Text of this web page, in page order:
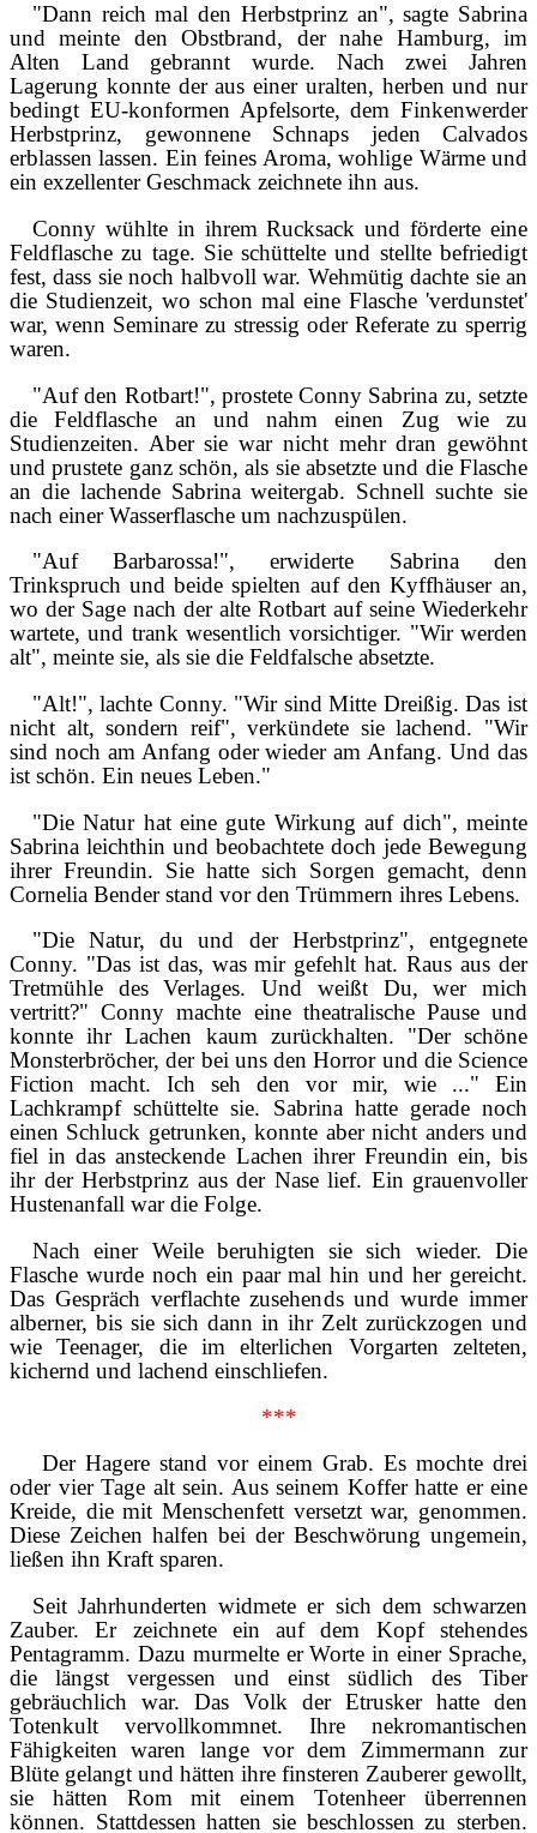
"Dann reich mal den Herbstprinz an", sagte Sabrina
und meinte den Obstbrand, der nahe Hamburg, im
Alten Land gebrannt wurde. Nach zwei Jahren
Lagerung konnte der aus einer uralten, herben und nur
bedingt EU-konformen Apfelsorte, dem Finkenwerder
Herbstprinz, gewonnene Schnaps jeden Calvados
erblassen lassen. Ein feines Aroma, wohlige Wärme und
ein exzellenter Geschmack zeichnete ihn aus.
Conny wühlte in ihrem Rucksack und förderte eine
Feldflasche zu tage. Sie schüttelte und stellte befriedigt
fest, dass sie noch halbvoll war. Wehmütig dachte sie an
die Studienzeit, wo schon mal eine Flasche 'verdunstet'
war, wenn Seminare zu stressig oder Referate zu sperrig
waren.
"Auf den Rotbart!", prostete Conny Sabrina zu, setzte
die Feldflasche an und nahm einen Zug wie zu
Studienzeiten. Aber sie war nicht mehr dran gewöhnt
und prustete ganz schön, als sie absetzte und die Flasche
an die lachende Sabrina weitergab. Schnell suchte sie
nach einer Wasserflasche um nachzuspülen.
"Auf Barbarossa!", erwiderte Sabrina den
Trinkspruch und beide spielten auf den Kyffhäuser an,
wo der Sage nach der alte Rotbart auf seine Wiederkehr
wartete, und trank wesentlich vorsichtiger. "Wir werden
alt", meinte sie, als sie die Feldfalsche absetzte.
"Alt!", lachte Conny. "Wir sind Mitte Dreißig. Das ist
nicht alt, sondern reif", verkündete sie lachend. "Wir
sind noch am Anfang oder wieder am Anfang. Und das
ist schön. Ein neues Leben."
"Die Natur hat eine gute Wirkung auf dich", meinte
Sabrina leichthin und beobachtete doch jede Bewegung
ihrer Freundin. Sie hatte sich Sorgen gemacht, denn
Cornelia Bender stand vor den Trümmern ihres Lebens.
"Die Natur, du und der Herbstprinz", entgegnete
Conny. "Das ist das, was mir gefehlt hat. Raus aus der
Tretmühle des Verlages. Und weißt Du, wer mich
vertritt?" Conny machte eine theatralische Pause und
konnte ihr Lachen kaum zurückhalten. "Der schöne
Monsterbröcher, der bei uns den Horror und die Science
Fiction macht. Ich seh den vor mir, wie ..." Ein
Lachkrampf schüttelte sie. Sabrina hatte gerade noch
einen Schluck getrunken, konnte aber nicht anders und
fiel in das ansteckende Lachen ihrer Freundin ein, bis
ihr der Herbstprinz aus der Nase lief. Ein grauenvoller
Hustenanfall war die Folge.
Nach einer Weile beruhigten sie sich wieder. Die
Flasche wurde noch ein paar mal hin und her gereicht.
Das Gespräch verflachte zusehends und wurde immer
alberner, bis sie sich dann in ihr Zelt zurückzogen und
wie Teenager, die im elterlichen Vorgarten zelteten,
kichernd und lachend einschliefen.
***
Der Hagere stand vor einem Grab. Es mochte drei
oder vier Tage alt sein. Aus seinem Koffer hatte er eine
Kreide, die mit Menschenfett versetzt war, genommen.
Diese Zeichen halfen bei der Beschwörung ungemein,
ließen ihn Kraft sparen.
Seit Jahrhunderten widmete er sich dem schwarzen
Zauber. Er zeichnete ein auf dem Kopf stehendes
Pentagramm. Dazu murmelte er Worte in einer Sprache,
die längst vergessen und einst südlich des Tiber
gebräuchlich war. Das Volk der Etrusker hatte den
Totenkult vervollkommnet. Ihre nekromantischen
Fähigkeiten waren lange vor dem Zimmermann zur
Blüte gelangt und hätten ihre finsteren Zauberer gewollt,
sie hätten Rom mit einem Totenheer überrennen
können. Stattdessen hatten sie beschlossen zu sterben.